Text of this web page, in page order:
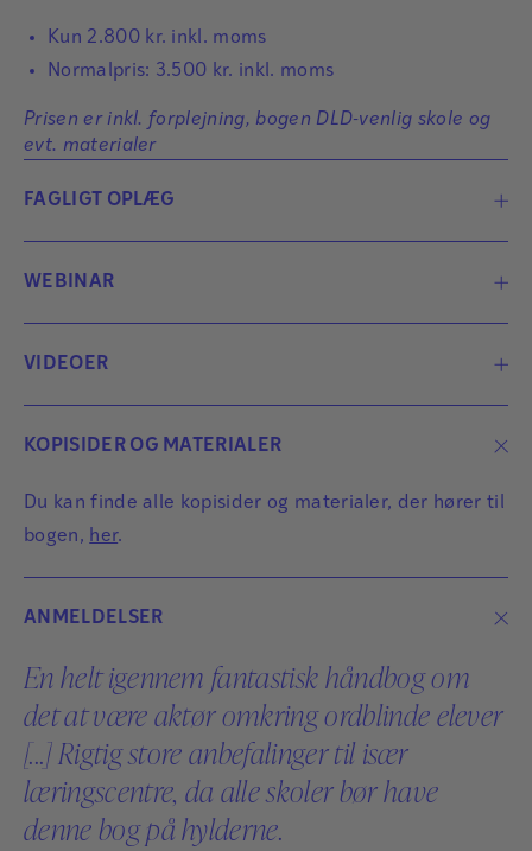
Mie Askjær Midtgaard er uddannet skolelærer og
læsevejleder, er ejer af virksomheden
Ordblindetalent, hvor hun arbejder som
ordblindeunderviser, foredragsholder og konsulent.
Læs mere
Mette Bach Laursen
Mette Bach Laursen er lærer og læsevejleder på en
Kun 2.800 kr. inkl. moms
Normalpris: 3.500 kr. inkl. moms
Prisen er inkl. forplejning, bogen DLD-venlig skole og
evt. materialer
FAGLIGT OPLÆG
skole, kan I skrive jer op
læremiddelkonsulent Signe Stiig påssa@dpf.dk
WEBINAR
MESTRING kan du få indblik i tankerne bag
materialet.
formularenher.
VIDEOER
Alarmhjerne
KOPISIDER OG MATERIALER
Du kan finde alle kopisider og materialer, der hører til
bogen, her.
ANMELDELSER
En helt igennem fantastisk håndbog om
det at være aktør omkring ordblinde elever
[...] Rigtig store anbefalinger til især
læringscentre, da alle skoler bør have
denne bog på hylderne.